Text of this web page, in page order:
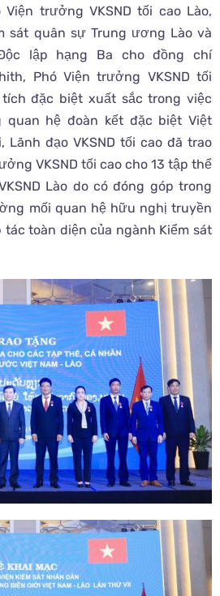
Viện trưởng VKSND tối cao Lào,
sát quân sự Trung ương Lào và
lập hạng Ba cho đồng chí
Phó Viện trưởng VKSND tối
đặc biệt xuất sắc trong việc
quan hệ đoàn kết đặc biệt Việt
Lãnh đạo VKSND tối cao đã trao
VKSND tối cao cho 13 tập thể
Lào do có đóng góp trong
mối quan hệ hữu nghị truyền
toàn diện của ngành Kiểm sát